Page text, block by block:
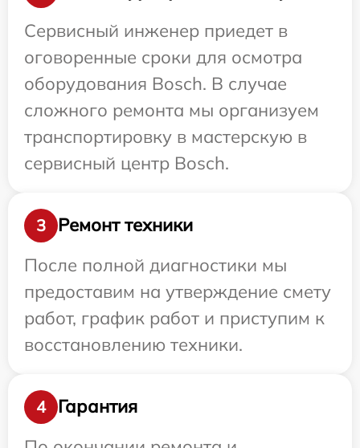
Сервисный инженер приедет в
оговоренные сроки для осмотра
оборудования Bosch. В случае
сложного ремонта мы организуем
транспортировку в мастерскую в
сервисный центр Bosch.
3
Ремонт техники
После полной диагностики мы
предоставим на утверждение смету
работ, график работ и приступим к
восстановлению техники.
4
Гарантия